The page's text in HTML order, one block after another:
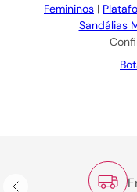
Femininos |
Sandálias